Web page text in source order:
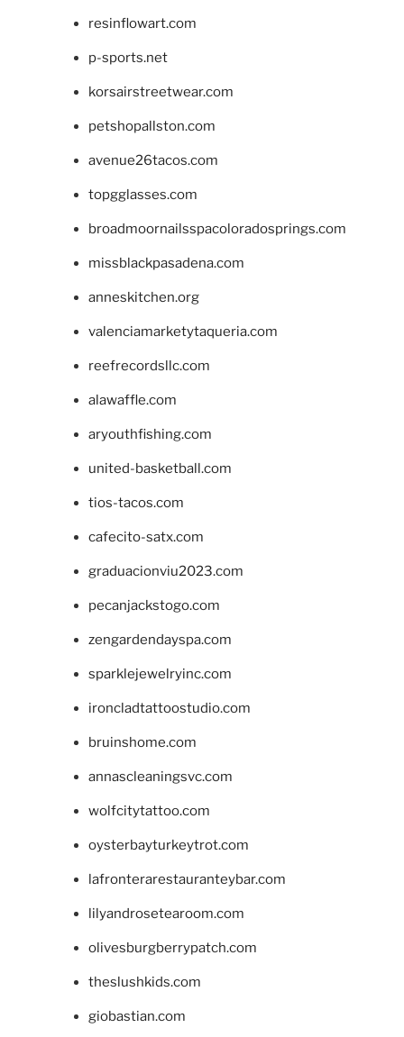
resinflowart.com
p-sports.net
korsairstreetwear.com
petshopallston.com
avenue26tacos.com
topgglasses.com
broadmoornailsspacoloradosprings.com
missblackpasadena.com
anneskitchen.org
valenciamarketytaqueria.com
reefrecordsllc.com
alawaffle.com
aryouthfishing.com
united-basketball.com
tios-tacos.com
cafecito-satx.com
graduacionviu2023.com
pecanjackstogo.com
zengardendayspa.com
sparklejewelryinc.com
ironcladtattoostudio.com
bruinshome.com
annascleaningsvc.com
wolfcitytattoo.com
oysterbayturkeytrot.com
lafronterarestauranteybar.com
lilyandrosetearoom.com
olivesburgberrypatch.com
theslushkids.com
giobastian.com